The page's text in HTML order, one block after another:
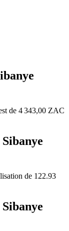
de 4 343,00 ZAC
de 122.93